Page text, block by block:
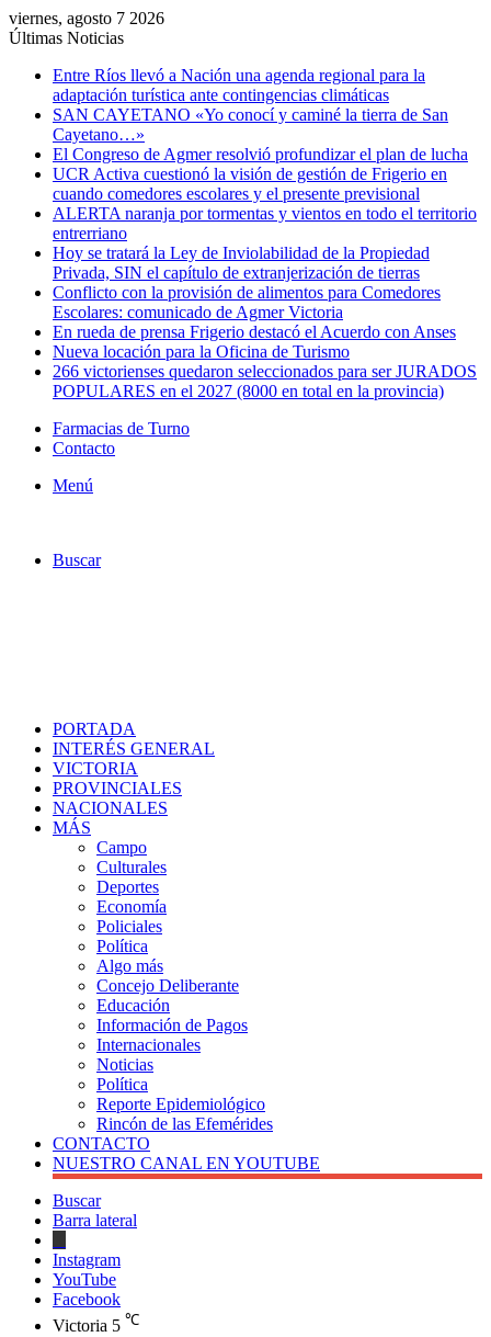
viernes, agosto 7 2026
Últimas Noticias
Entre Ríos llevó a Nación una agenda regional para la
adaptación turística ante contingencias climáticas
SAN CAYETANO «Yo conocí y caminé la tierra de San
Cayetano…»
El Congreso de Agmer resolvió profundizar el plan de lucha
UCR Activa cuestionó la visión de gestión de Frigerio en
cuando comedores escolares y el presente previsional
ALERTA naranja por tormentas y vientos en todo el territorio
entrerriano
Hoy se tratará la Ley de Inviolabilidad de la Propiedad
Privada, SIN el capítulo de extranjerización de tierras
Conflicto con la provisión de alimentos para Comedores
Escolares: comunicado de Agmer Victoria
En rueda de prensa Frigerio destacó el Acuerdo con Anses
Nueva locación para la Oficina de Turismo
266 victorienses quedaron seleccionados para ser JURADOS
POPULARES en el 2027 (8000 en total en la provincia)
Farmacias de Turno
Contacto
Menú
Buscar
PORTADA
INTERÉS GENERAL
VICTORIA
PROVINCIALES
NACIONALES
MÁS
Campo
Culturales
Deportes
Economía
Policiales
Política
Algo más
Concejo Deliberante
Educación
Información de Pagos
Internacionales
Noticias
Política
Reporte Epidemiológico
Rincón de las Efemérides
CONTACTO
NUESTRO CANAL EN YOUTUBE
Buscar
Barra lateral
Instagram
YouTube
Facebook
Victoria 5 ℃